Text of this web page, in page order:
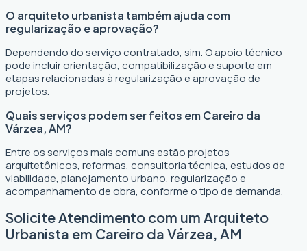
O arquiteto urbanista também ajuda com
regularização e aprovação?
Dependendo do serviço contratado, sim. O apoio técnico
pode incluir orientação, compatibilização e suporte em
etapas relacionadas à regularização e aprovação de
projetos.
Quais serviços podem ser feitos em Careiro da
Várzea, AM?
Entre os serviços mais comuns estão projetos
arquitetônicos, reformas, consultoria técnica, estudos de
viabilidade, planejamento urbano, regularização e
acompanhamento de obra, conforme o tipo de demanda.
Solicite Atendimento com um Arquiteto
Urbanista em Careiro da Várzea, AM